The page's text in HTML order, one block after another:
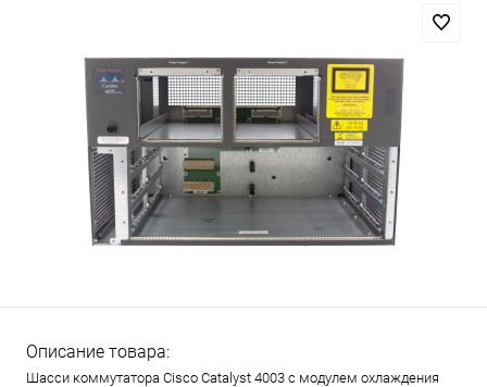
Описание товара:
Шасси коммутатора Cisco Catalyst 4003 с модулем охлаждения